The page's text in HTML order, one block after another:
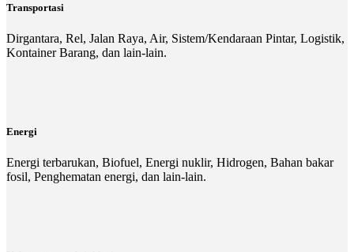
Transportasi
Dirgantara, Rel, Jalan Raya, Air, Sistem/Kendaraan Pintar, Logistik,
Kontainer Barang, dan lain-lain.
Energi
Energi terbarukan, Biofuel, Energi nuklir, Hidrogen, Bahan bakar
fosil, Penghematan energi, dan lain-lain.